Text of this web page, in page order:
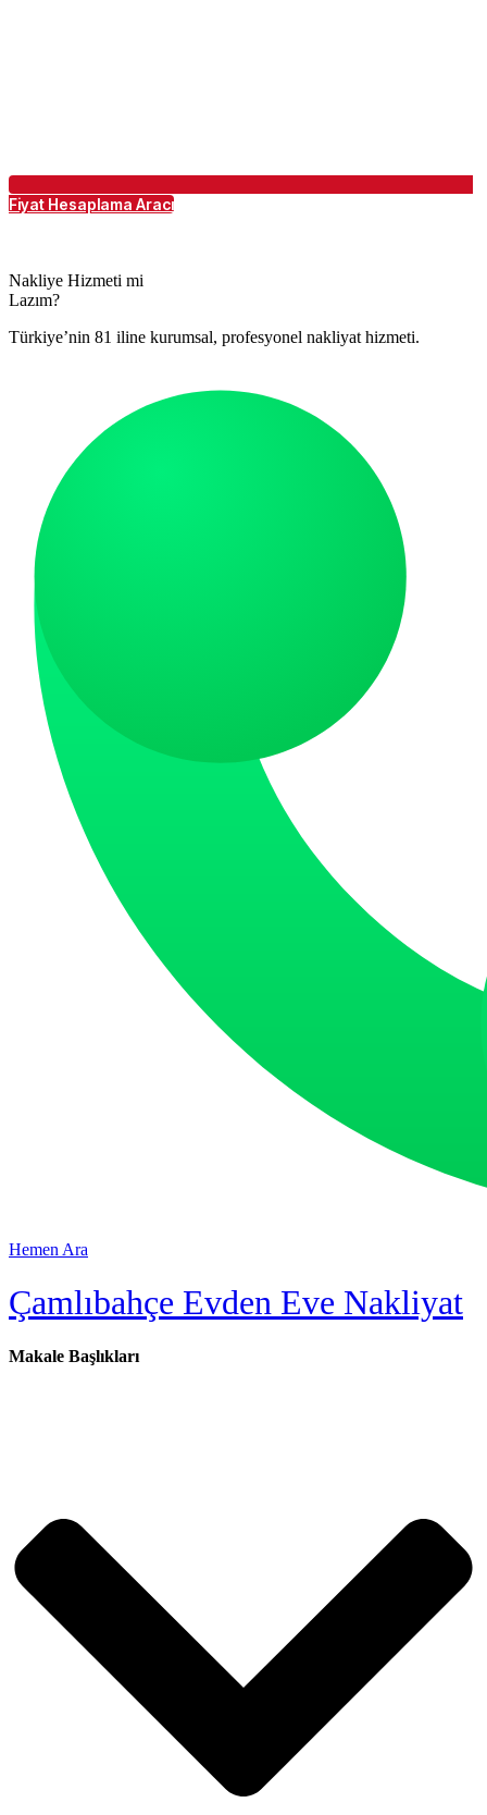
Fiyat Hesaplama Aracı
Nakliye Hizmeti mi
Lazım?
Türkiye’nin 81 iline kurumsal, profesyonel nakliyat hizmeti.
Hemen Ara
Çamlıbahçe Evden Eve Nakliyat
Makale Başlıkları